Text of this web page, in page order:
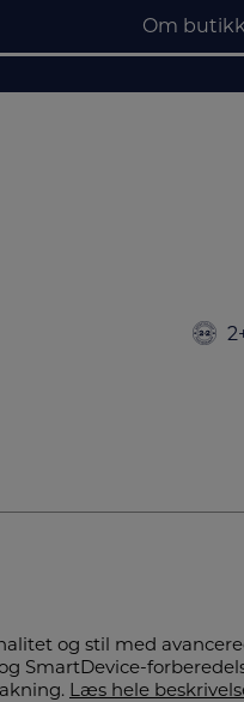
Om
og stil med
SmartDevice-
Læs hele